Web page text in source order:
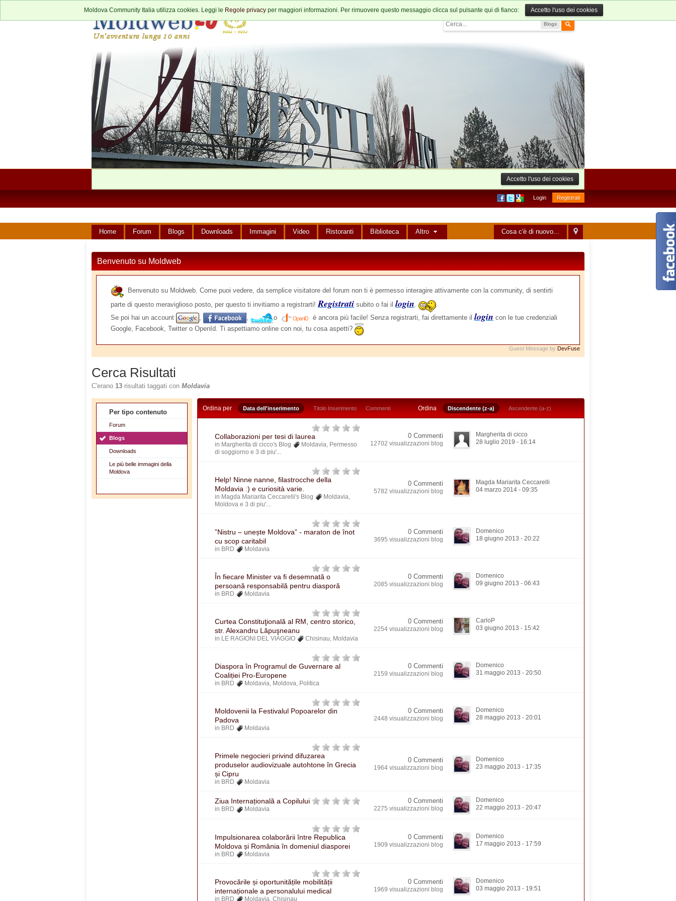
Blogs
Moldova Community Italia utilizza cookies. Leggi le Regole privacy per maggiori informazioni. Per rimuovere questo messaggio clicca sul pulsante qui di fianco: Accetto l'uso dei cookies
Accetto l'uso dei cookies
Login Registrati
Cosa c'è di nuovo...
Home Forum Blogs Downloads Immagini Video Ristoranti Biblioteca Altro
Benvenuto su Moldweb
Benvenuto su Moldweb. Come puoi vedere, da semplice visitatore del forum non ti è permesso interagire attivamente con la community, di sentirti
parte di questo meraviglioso posto, per questo ti invitiamo a registrarti!Registrati subito o fai il login.
Se poi hai un account
, , o è ancora più facile! Senza registrarti, fai direttamente il login con le tue credenziali
Google, Facebook, Twitter o OpenId. Ti aspettiamo online con noi, tu cosa aspetti?
Guest Message by DevFuse
Cerca Risultati
C'erano 13 risultati taggati con Moldavia
Per tipo contenuto
Forum
Blogs
Downloads
Le più belle immagini della
Moldova
Ordina per Data dell'inserimento Titolo Inserimento Commenti Ordina Discendente (z-a) Ascendente (a-z)
Collaborazioni per tesi di laurea
in Margherita di cicco's Blog Moldavia Permesso
di soggiorno e 3 di piu'...
0 Commenti
12702 visualizzazioni blog
Margherita di cicco
28 luglio 2019 - 16:14
Help! Ninne nanne, filastrocche della
Moldavia :) e curiosità varie.
in Magda Mariarita Ceccarelli's Blog Moldavia
Moldova e 3 di piu'...
0 Commenti
5782 visualizzazioni blog
Magda Mariarita Ceccarelli
04 marzo 2014 - 09:35
”Nistru – unește Moldova” - maraton de înot
cu scop caritabil
in BRD Moldavia
0 Commenti
3695 visualizzazioni blog
Domenico
18 giugno 2013 - 20:22
În fiecare Minister va fi desemnată o
persoană responsabilă pentru diasporă
in BRD Moldavia
0 Commenti
2085 visualizzazioni blog
Domenico
09 giugno 2013 - 06:43
Curtea Constituţională al RM, centro storico,
str. Alexandru Lăpuşneanu
in LE RAGIONI DEL VIAGGIO Chisinau Moldavia
0 Commenti
2254 visualizzazioni blog
CarloP
03 giugno 2013 - 15:42
Diaspora în Programul de Guvernare al
Coaliției Pro-Europene
in BRD Moldavia Moldova Politica
0 Commenti
2159 visualizzazioni blog
Domenico
31 maggio 2013 - 20:50
Moldovenii la Festivalul Popoarelor din
Padova
in BRD Moldavia
0 Commenti
2448 visualizzazioni blog
Domenico
28 maggio 2013 - 20:01
Primele negocieri privind difuzarea
produselor audiovizuale autohtone în Grecia
și Cipru
in BRD Moldavia
0 Commenti
1964 visualizzazioni blog
Domenico
23 maggio 2013 - 17:35
Ziua Internațională a Copilului
in BRD Moldavia
0 Commenti
2275 visualizzazioni blog
Domenico
22 maggio 2013 - 20:47
Impulsionarea colaborării între Republica
Moldova și România în domeniul diasporei
in BRD Moldavia
0 Commenti
1909 visualizzazioni blog
Domenico
17 maggio 2013 - 17:59
Provocările și oportunitățile mobilității
internaționale a personalului medical
in BRD Moldavia Chisinau
0 Commenti
1969 visualizzazioni blog
Domenico
03 maggio 2013 - 19:51